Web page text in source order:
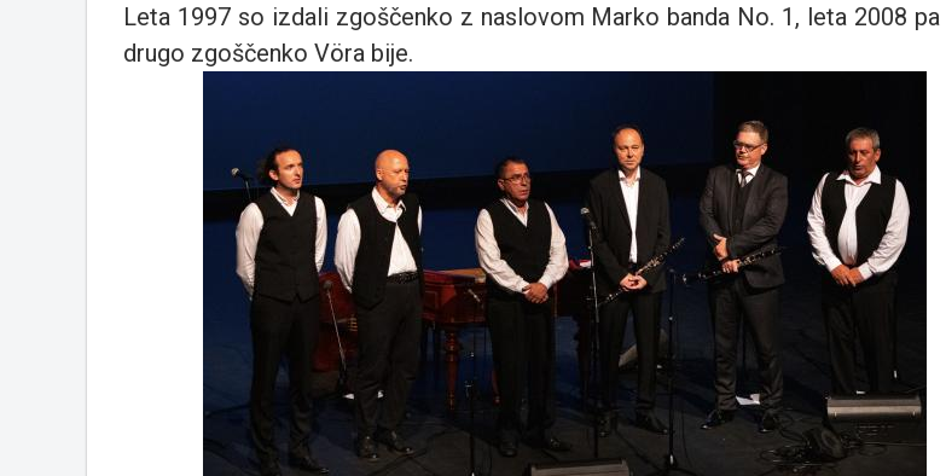
Leta 1997 so izdali zgoščenko z naslovom Marko banda No. 1, leta 2008
drugo zgoščenko Vöra bije.